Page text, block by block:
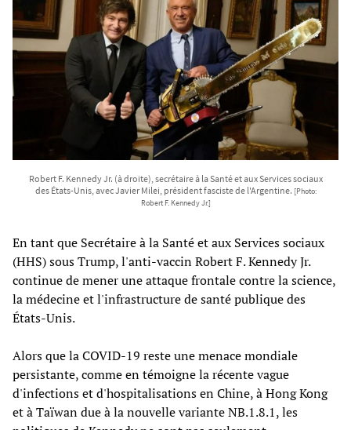
Robert F. Kennedy Jr. (à droite), secrétaire à la Santé et aux Services sociaux
des États-Unis, avec Javier Milei, président fasciste de l'Argentine. [Photo:
Robert F. Kennedy Jr.]
En tant que Secrétaire à la Santé et aux Services sociaux
(HHS) sous Trump, l'anti-vaccin Robert F. Kennedy Jr.
continue de mener une attaque frontale contre la science,
la médecine et l'infrastructure de santé publique des
États-Unis.
Alors que la COVID-19 reste une menace mondiale
persistante, comme en témoigne la récente vague
d'infections et d'hospitalisations en Chine, à Hong Kong
et à Taïwan due à la nouvelle variante NB.1.8.1, les